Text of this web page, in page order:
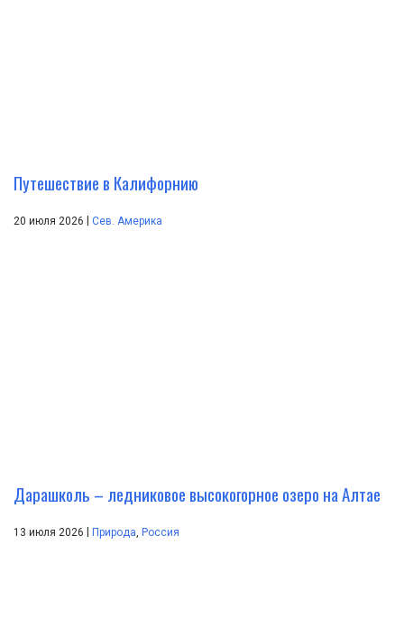
Путешествие в Калифорнию
20 июля 2026 | Сев. Америка
Дарашколь – ледниковое высокогорное озеро на Алтае
13 июля 2026 Природа, Россия